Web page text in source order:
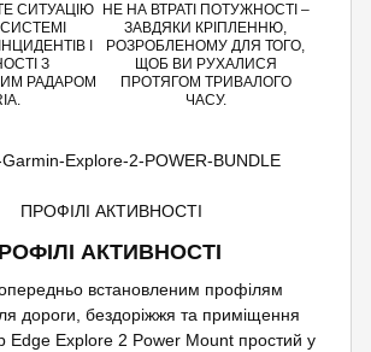
СИТУАЦІЮ
І
З
РАДАРОМ
НЕ НА ВТРАТІ ПОТУЖНОСТІ –
ЗАВДЯКИ КРІПЛЕННЮ,
РОЗРОБЛЕНОМУ ДЛЯ ТОГО,
ЩОБ ВИ РУХАЛИСЯ
ПРОТЯГОМ ТРИВАЛОГО
ЧАСУ.
АКТИВНОСТІ
встановленим профілям
дороги, бездоріжжя та приміщення
Edge Explore 2 Power Mount простий у